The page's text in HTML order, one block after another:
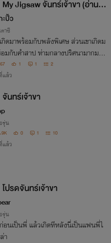
My Jigsaw จันทร์เจ้าขา (อ่านฟ
ปิ้ว
าซี
กิดมาพร้อมกับพลังพิเศษ ส่วนเขาเกิดม
มกับคำสาป ท่ามกลางปริศนามากมาย
ดเป็นความรักให้ฟันฝ่าอุปสรรค สุดท้า
เธอจะเป็น Jigsaw ที่เขาตามหาหรือไม่
1 1 2
ล้ว
จันทร์เจ้าขา
รุ่น
0 1 10
ล้ว
โปรดจันทร์เจ้าขา
รุ่น
อนเป็นพี่ แล้วเกิดทีหลังนี่เป็นแฟนพี่ไ
า